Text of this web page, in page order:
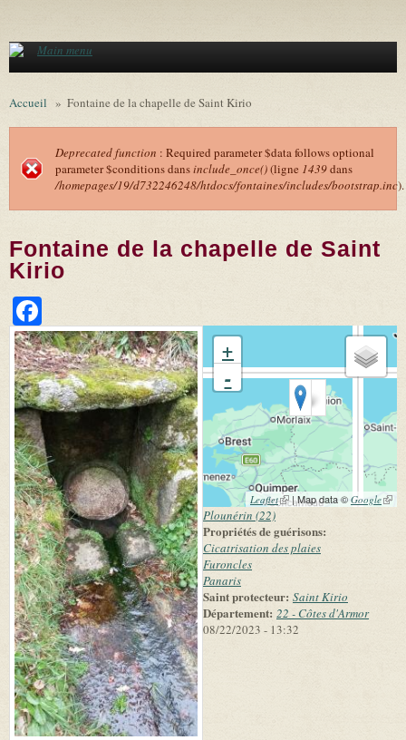
Main menu
Accueil » Fontaine de la chapelle de Saint Kirio
Message d'erreur
Deprecated function : Required parameter $data follows optional
parameter $conditions dansinclude_once()(ligne 1439dans
/homepages/19/d732246248/htdocs/fontaines/includes/bootstrap.inc).
Fontaine de la chapelle de Saint
Kirio
+
-
Leaflet(link is external)
| Map data © Google(link
Plounérin (22)
Propriétés de guérisons:
Cicatrisation des plaies
Furoncles
Panaris
Saint protecteur: Saint Kirio
Département: 22 - Côtes d'Armor
08/22/2023 - 13:32